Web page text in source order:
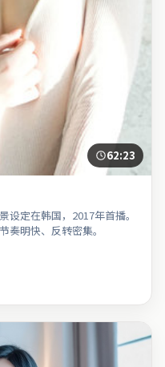
62:23
定在韩国，2017年首播。
奏明快、反转密集。